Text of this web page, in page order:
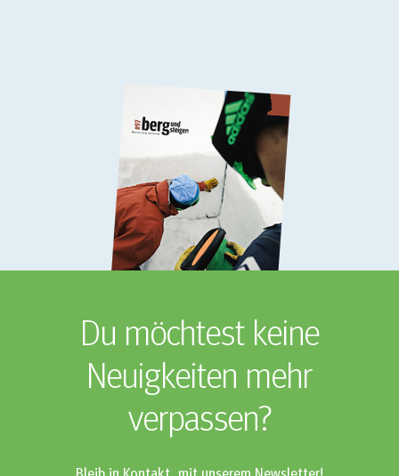
Du möchtest keine
Neuigkeiten mehr
verpassen?